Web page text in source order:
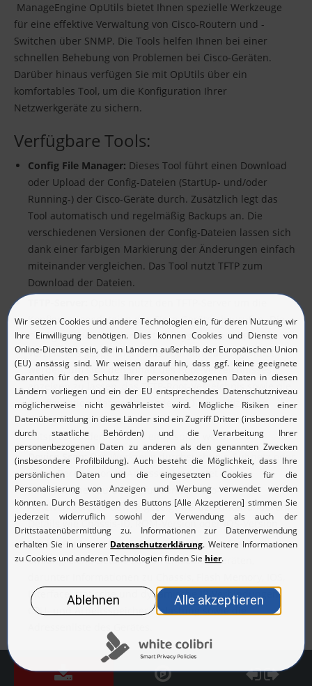
ManageEngine OpUtils bietet Ihnen spezielle Werkzeuge
für eine effektive Verwaltung von Cisco-Routern und -
Switchen über SNMP. Die Tools helfen Ihnen bei einer
schnellen Behebung von Problemen bei Cisco-Geräten.
Darüber hinaus verfügen Sie mit OpUtils über ein
komfortables Tool, um die Konfiguration Ihrer
Netzwerkgeräte zu sichern.
Verfügbare Tools:
Config File Manager: Dieses Tool führt einen Download
oder Upload der Config-Dateien (StartUp- und/oder
Running-) der Cisco-Geräte durch. Zusätzlich legt das
Tool automatisch und regelmäßig Backups an. Die
verschiedenen Versionen der Config-Dateien lassen sich
dank einer farbigen Markierung der Änderungen einfach
miteinander vergleichen. Das Tool nutzt TFTP zum
Download der Dateien.
Konfigurationsdateien der Cisco-Geräte abzurufen. Die
Config-Dateien werden im Dateisystem im TFTP-Root-
Verzeichnis gespeichert. Das Tool kann auch genutzt
werden, um sich den Inhalt des Root-Verzeichnisses
anzeigen zu lassen, das TFTP-Root-Verzeichnis sowie die
Konfigurationsdateien zu ändern. Die modifizierten
Config-Dateien können anschließend wieder auf den
entsprechenden Geräten eingespielt werden.
Device Scan:Das Werkzeug durchsucht ein Subnetz oder
einen Bereich von IP-Adressen und listet die
Informationen zu den gefundenen Cisco-
Netzwerkgeräten auf. Angezeigt werden unter anderem
Details wie Chassis-ID, ROM-Version oder IOS-Version
Device Explorer:Mit diesem Tool erhalten Sie
umfangreiche Details zu den einzelnen Geräten,
Interface, statische und dynamische IP-Verbindungen,
CPU- und Arbeitsspeicherauslastung sowie die